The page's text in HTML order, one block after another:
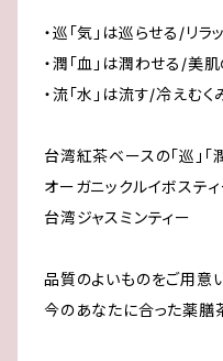
・巡「気」は巡らせる/リラ
・潤「血」は潤わせる/美
・流「水」は流す/冷えむ
台湾紅茶ベースの「巡」「
オーガニックルイボステ
台湾ジャスミンティー
品質のよいものをご用意
今のあなたに合った薬膳